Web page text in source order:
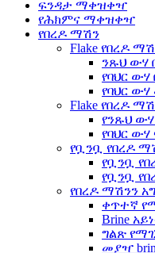
ፍንዳታ ማቀዝቀዣ
የሕክምና ማቀዝቀዣ
የበረዶ ማሽን
Flake የበረዶ
ንጹህ ውሃ
የባህር ውሃ
የባህር
Flake የበረዶ
የንጹህ
የባህር
የቧንቧ የበረዶ
የቧንቧ
የቧንቧ
የበረዶ ማሽንን
ቀጥተኛ
Brine
ግልጽ
መያዣ